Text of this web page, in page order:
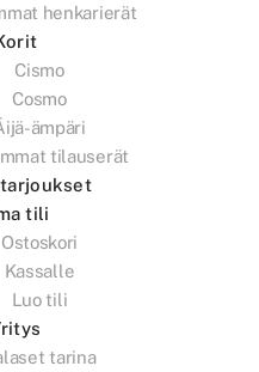
henkarierät
Cismo
Cosmo
ämpäri
tilauserät
tili
Ostoskori
Kassalle
Luo tili
tarina